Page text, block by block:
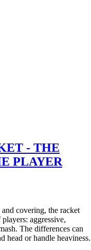
- THE
PLAYER
covering, the racket
aggressive,
The differences can
head or handle heaviness.